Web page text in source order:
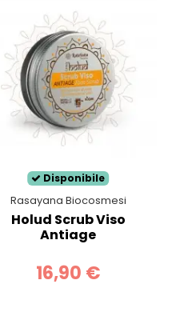
Disponibile
Rasayana Biocosmesi
Holud Scrub Viso
Antiage
16,90 €